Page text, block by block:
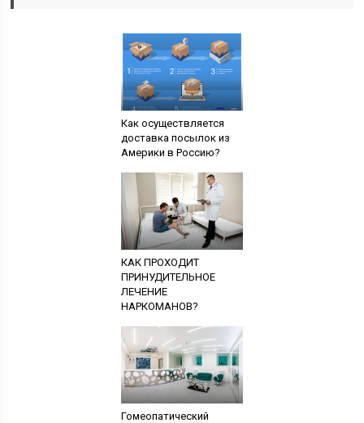
Как осуществляется
доставка посылок из
Америки в Россию?
КАК ПРОХОДИТ
ПРИНУДИТЕЛЬНОЕ
ЛЕЧЕНИЕ
НАРКОМАНОВ?
Гомеопатический